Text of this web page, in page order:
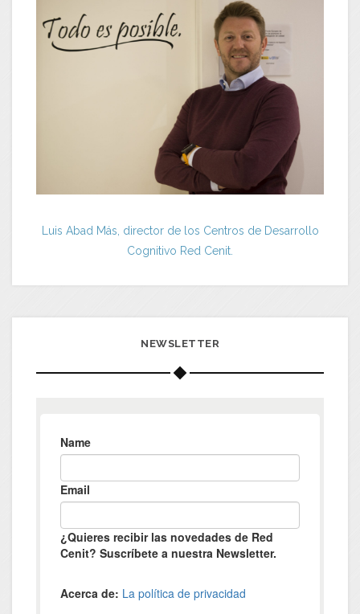
Luis Abad Más, director de los Centros de Desarrollo
Cognitivo Red Cenit.
NEWSLETTER